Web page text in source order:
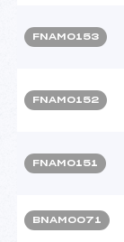
FNAM0153
FNAM0152
FNAM0151
BNAM0071